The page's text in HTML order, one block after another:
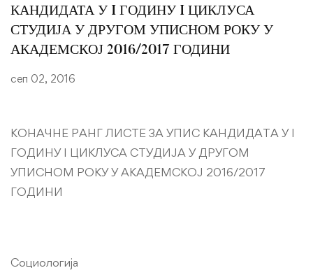
КАНДИДАТА У I ГОДИНУ I ЦИКЛУСА
СТУДИЈА У ДРУГОМ УПИСНОМ РОКУ У
АКАДЕМСКОЈ 2016/2017 ГОДИНИ
сеп 02, 2016
КОНАЧНЕ РАНГ ЛИСТЕ ЗА УПИС КАНДИДАТА У I
ГОДИНУ I ЦИКЛУСА СТУДИЈА У ДРУГОМ
УПИСНОМ РОКУ У АКАДЕМСКОЈ 2016/2017
ГОДИНИ
Социологија